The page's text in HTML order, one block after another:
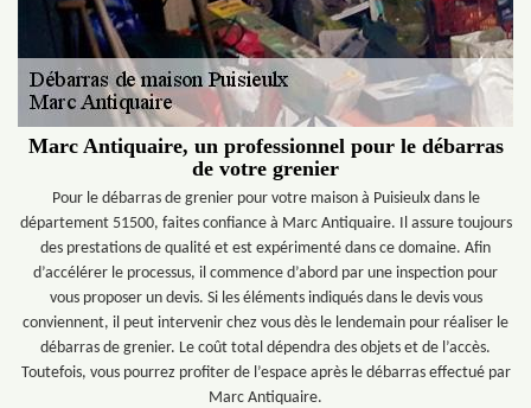
Marc Antiquaire, un professionnel pour le débarras
de votre grenier
Pour le débarras de grenier pour votre maison à Puisieulx dans le
département 51500, faites confiance à Marc Antiquaire. Il assure toujours
des prestations de qualité et est expérimenté dans ce domaine. Afin
d’accélérer le processus, il commence d’abord par une inspection pour
vous proposer un devis. Si les éléments indiqués dans le devis vous
conviennent, il peut intervenir chez vous dès le lendemain pour réaliser le
débarras de grenier. Le coût total dépendra des objets et de l’accès.
Toutefois, vous pourrez profiter de l’espace après le débarras effectué par
Marc Antiquaire.